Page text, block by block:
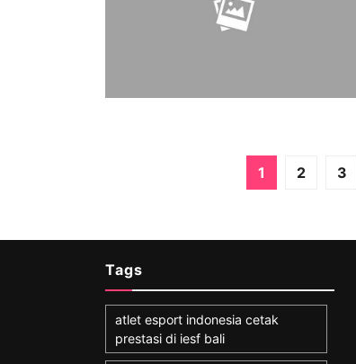
1 2 3
Tags
atlet esport indonesia cetak
prestasi di iesf bali